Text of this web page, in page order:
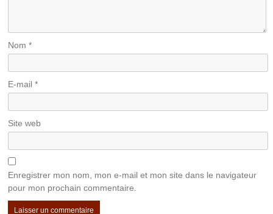
Nom*
E-mail*
Site web
Enregistrer mon nom, mon e-mail et mon site dans le navigateur
pour mon prochain commentaire.